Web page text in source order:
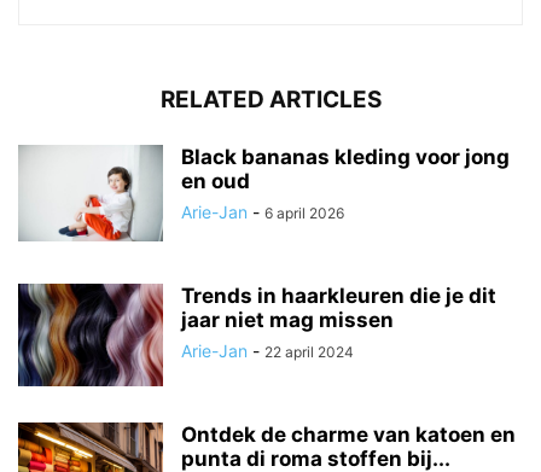
RELATED ARTICLES
Black bananas kleding voor jong
en oud
Arie-Jan - 6 april 2026
Trends in haarkleuren die je dit
jaar niet mag missen
Arie-Jan - 22 april 2024
Ontdek de charme van katoen en
punta di roma stoffen bij...